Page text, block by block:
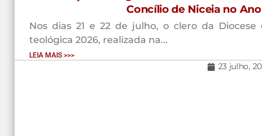
Concílio de Niceia no
Nos dias 21 e 22 de julho, o clero da
teológica 2026, realizada na...
LEIA MAIS >>>
23 julho,